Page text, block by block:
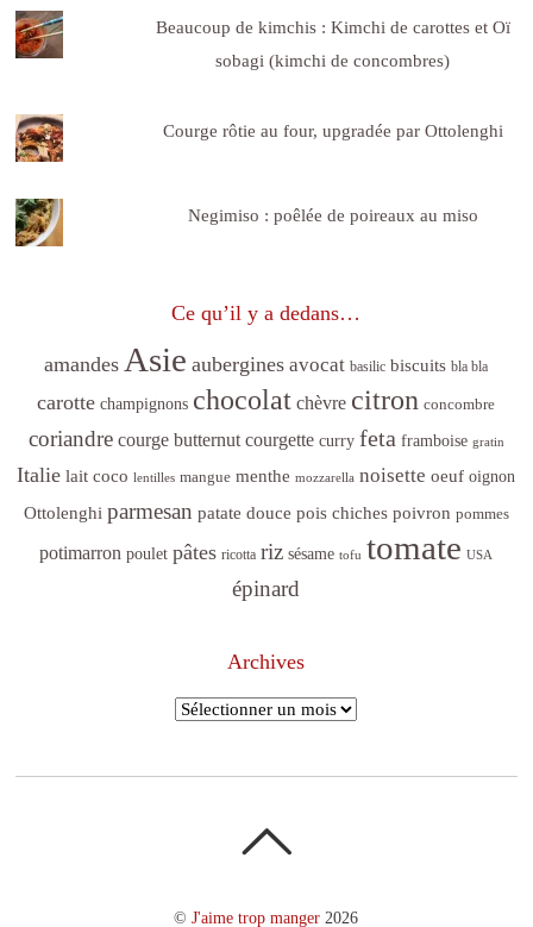
Beaucoup de kimchis : Kimchi de carottes et Oï
sobagi (kimchi de concombres)
Courge rôtie au four, upgradée par Ottolenghi
Negimiso : poêlée de poireaux au miso
Ce qu’il y a dedans…
amandes Asie aubergines avocat basilic biscuits bla bla
carotte champignons chocolat chèvre citron concombre
coriandre courge butternut courgette curry feta framboise gratin
Italie lait coco lentilles mangue menthe mozzarella noisette oeuf oignon
Ottolenghi parmesan patate douce pois chiches poivron pommes
potimarron poulet pâtes ricotta riz sésame tofu tomate USA
épinard
Archives
Archives
©J'aime trop manger 2026